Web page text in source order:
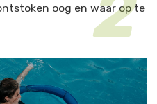
oog en waar op te